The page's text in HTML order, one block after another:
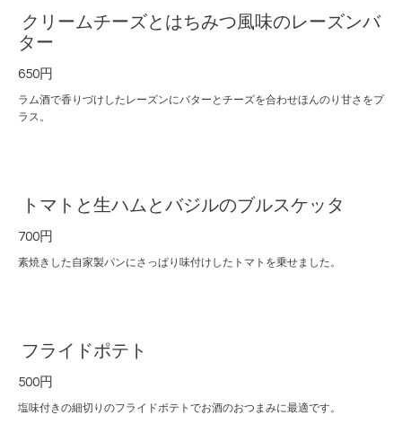
クリームチーズとはちみつ風味のレーズンバ
ター
650円
ラム酒で香りづけしたレーズンにバターとチーズを合わせほんのり甘さをプ
ラス。
トマトと生ハムとバジルのブルスケッタ
700円
素焼きした自家製パンにさっぱり味付けしたトマトを乗せました。
フライドポテト
500円
塩味付きの細切りのフライドポテトでお酒のおつまみに最適です。